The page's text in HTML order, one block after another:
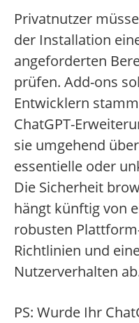
Privatnutzer
der Installation
angeforderten
prüfen. Add-ons
Entwicklern
ChatGPT-
sie umgehend
essentielle oder
Die Sicherheit
hängt künftig von
robusten
Richtlinien und
Nutzerverhalten
PS: Wurde Ihr